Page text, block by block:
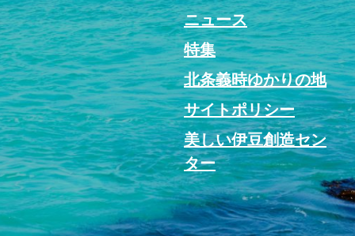
ニュース
特集
北条義時ゆかりの地
サイトポリシー
美しい伊豆創造セン
ター